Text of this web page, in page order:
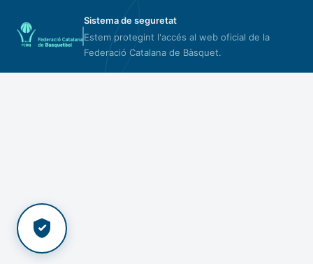
Sistema de seguretat
Estem protegint l'accés al web oficial de la
Federació Catalana de Bàsquet.